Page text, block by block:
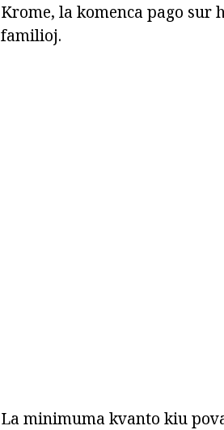
Krome, la komenca pago sur
familioj.
La minimuma kvanto kiu